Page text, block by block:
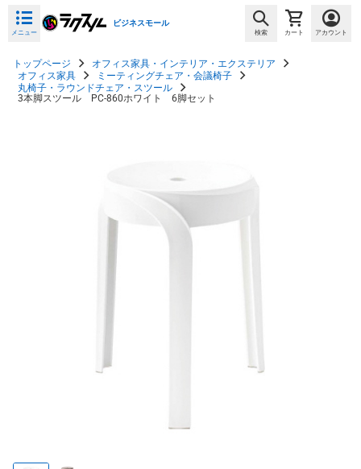
メニュー
ビジネスモール
検索 カート アカウント
トップページ
オフィス家具・インテリア・エクステリア
オフィス家具
ミーティングチェア・会議椅子
丸椅子・ラウンドチェア・スツール
3本脚スツール PC-860ホワイト 6脚セット